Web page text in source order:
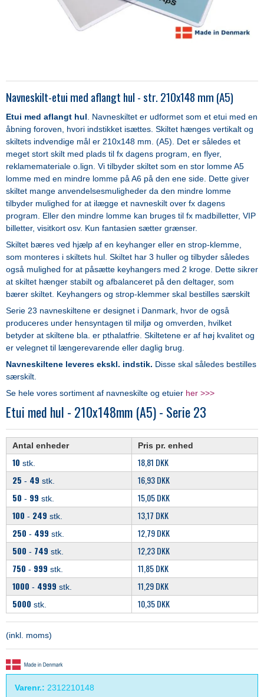
Navneskilt-etui med aflangt hul - str. 210x148 mm (A5)
Etui med aflangt hul . Navneskiltet er udformet som et etui med en
åbning foroven, hvori indstikket isættes. Skiltet hænges vertikalt og
skiltets indvendige mål er 210x148 mm. (A5). Det er således et
meget stort skilt med plads til fx dagens program, en flyer,
reklamemateriale o.lign. Vi tilbyder skiltet som en stor lomme A5
lomme med en mindre lomme på A6 på den ene side. Dette giver
skiltet mange anvendelsesmuligheder da den mindre lomme
tilbyder mulighed for at ilægge et navneskilt over fx dagens
program. Eller den mindre lomme kan bruges til fx madbilletter, VIP
billetter, visitkort osv. Kun fantasien sætter grænser.
Skiltet bæres ved hjælp af en keyhanger eller en strop-klemme,
som monteres i skiltets hul. Skiltet har 3 huller og tilbyder således
også mulighed for at påsætte keyhangers med 2 kroge. Dette sikrer
at skiltet hænger stabilt og afbalanceret på den deltager, som
bærer skiltet. Keyhangers og strop-klemmer skal bestilles særskilt
Serie 23 navneskiltene er designet i Danmark, hvor de også
produceres under hensyntagen til miljø og omverden, hvilket
betyder at skiltene bla. er pthalatfrie. Skiltetene er af høj kvalitet og
er velegnet til længerevarende eller daglig brug.
Navneskiltene leveres ekskl. indstik. Disse skal således bestilles
særskilt.
Se hele vores sortiment af navneskilte og etuier her >>>
Etui med hul - 210x148mm (A5) - Serie 23
Antal enheder Pris pr. enhed
10 stk.
18,81 DKK
25 - 49 stk.
16,93 DKK
50 - 99 stk.
15,05 DKK
100 - 249 stk.
13,17 DKK
250 - 499 stk.
12,79 DKK
500 - 749 stk.
12,23 DKK
750 - 999 stk.
11,85 DKK
1000 - 4999 stk.
11,29 DKK
5000 stk. 10,35 DKK
(inkl. moms)
Varenr.: 2312210148